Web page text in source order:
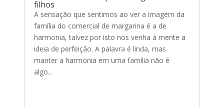
filhos
A sensação que sentimos ao ver a imagem da
família do comercial de margarina é a de
harmonia, talvez por isto nos venha à mente a
ideia de perfeição. A palavra é linda, mas
manter a harmonia em uma família não é
algo...